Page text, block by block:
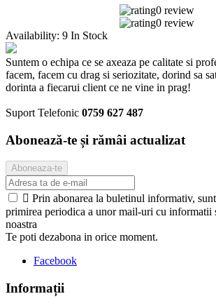
0 review
0 review
Availability: 9 In Stock
Suntem o echipa ce se axeaza pe calitate si
facem, facem cu drag si seriozitate, dorind sa
dorinta a fiecarui client ce ne vine in prag!
Suport Telefonic 0759 627 487
Abonează-te și rămâi actualizat
 Prin abonarea la buletinul informativ,
primirea periodica a unor mail-uri cu informatii
noastra
Te poti dezabona in orice moment.
Facebook
Informații